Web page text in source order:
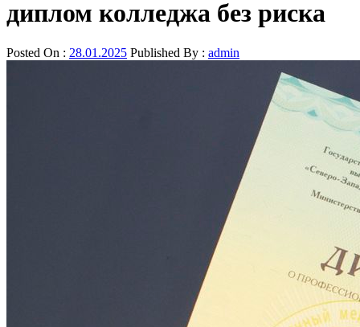
диплом колледжа без риска
Posted On : 28.01.2025 Published By : admin